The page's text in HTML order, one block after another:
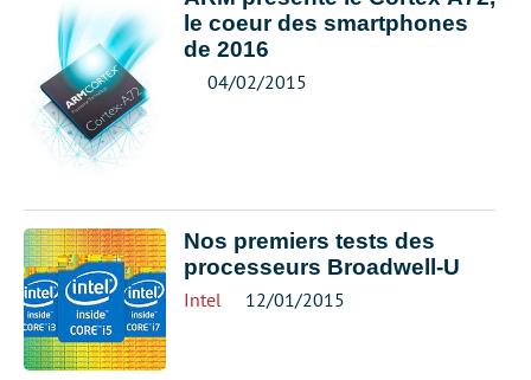
le coeur des smartphones
de 2016
04/02/2015
Nos premiers tests des
processeurs Broadwell-U
Intel 12/01/2015